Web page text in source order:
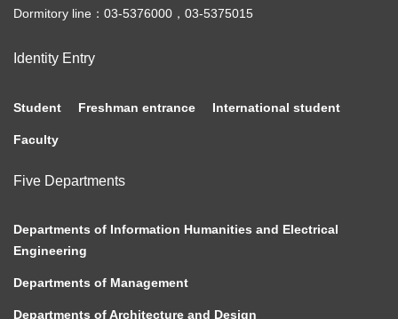
Dormitory line：03-5376000，03-5375015
Identity Entry
Student Freshman entrance International student
Faculty
Five Departments
Departments of Information Humanities and Electrical
Engineering
Departments of Management
Departments of Architecture and Design